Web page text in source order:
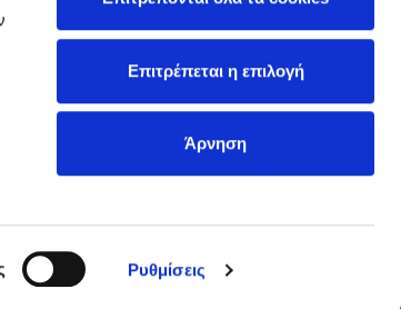
Ρυθμίσεις
Επιτρέπεται η επιλογή
Άρνηση